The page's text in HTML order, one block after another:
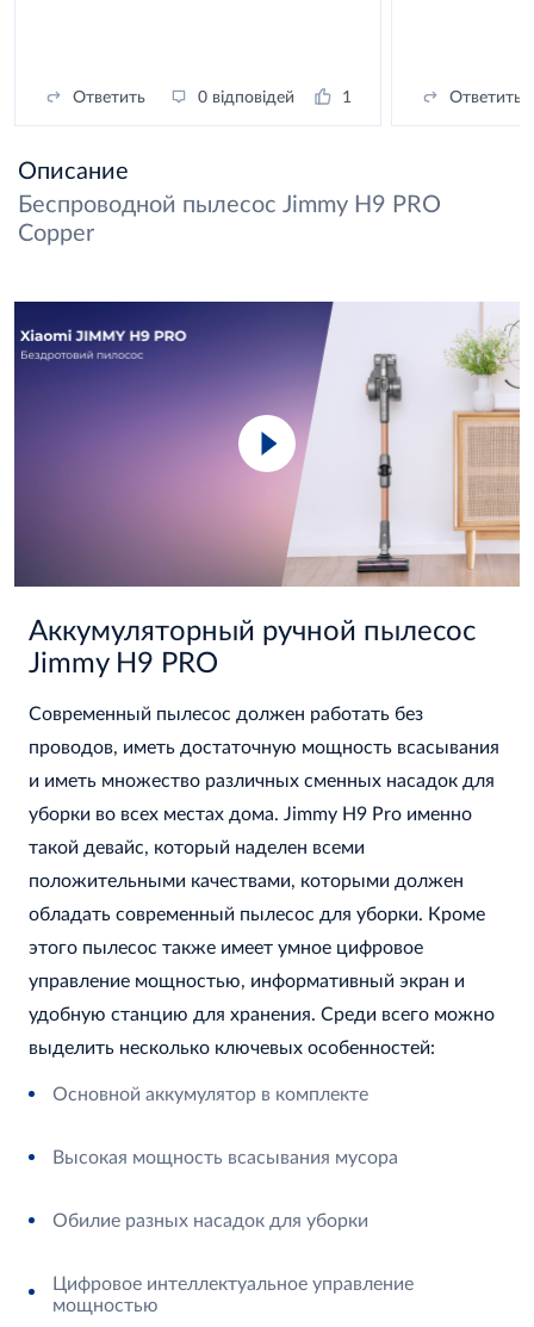
Ответить 0 відповідей 1 Ответить
Описание
Беспроводной пылесос Jimmy H9 PRO
Copper
Аккумуляторный ручной пылесос
Jimmy H9 PRO
Современный пылесос должен работать без
проводов, иметь достаточную мощность всасывания
и иметь множество различных сменных насадок для
уборки во всех местах дома. Jimmy H9 Pro именно
такой девайс, который наделен всеми
положительными качествами, которыми должен
обладать современный пылесос для уборки. Кроме
этого пылесос также имеет умное цифровое
управление мощностью, информативный экран и
удобную станцию для хранения. Среди всего можно
выделить несколько ключевых особенностей:
Основной аккумулятор в комплекте
Высокая мощность всасывания мусора
Обилие разных насадок для уборки
Цифровое интеллектуальное управление
мощностью